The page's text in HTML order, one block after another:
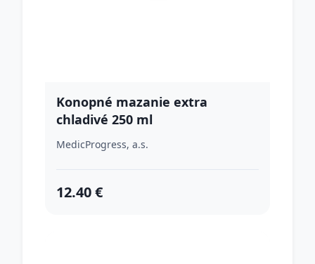
Konopné mazanie extra
chladivé 250 ml
MedicProgress, a.s.
12.40 €